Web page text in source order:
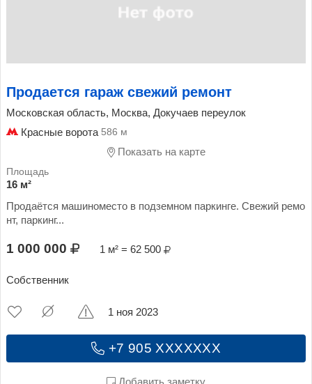
Продается гараж свежий ремонт
Московская область, Москва, Докучаев переулок
Красные ворота 586 м
Показать на карте
16 м²
Продаётся машиноместо в подземном паркинге. Свежий ремо
нт, паркинг...
1 000 000 1 м² = 62 500
Собственник
+7 905 XXXXXXX
Добавить заметку
1 ноя 2023